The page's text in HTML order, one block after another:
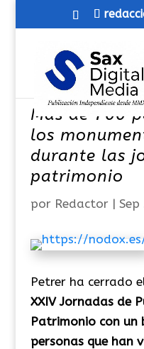
Más de 700
los
durante las
patrimonio
por Redactor| Sep
Petrer ha cerrado
XXIV Jornadas de
Patrimonio con un
personas que han